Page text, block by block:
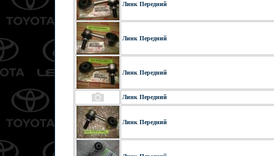
Линк Передний
Линк Передний
Линк Передний
Линк Передний
Линк Передний